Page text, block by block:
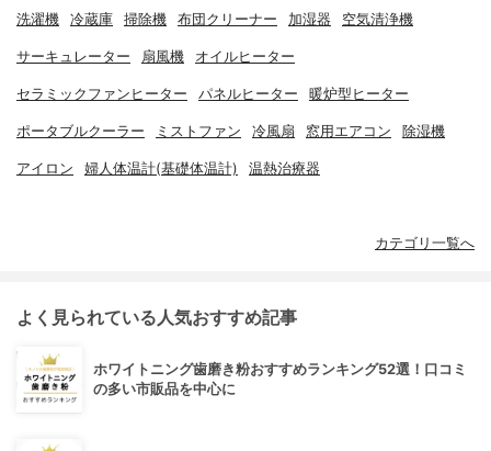
洗濯機 冷蔵庫 掃除機 布団クリーナー 加湿器 空気清浄機
サーキュレーター 扇風機 オイルヒーター
セラミックファンヒーター パネルヒーター 暖炉型ヒーター
ポータブルクーラー ミストファン 冷風扇 窓用エアコン 除湿機
アイロン 婦人体温計(基礎体温計) 温熱治療器
カテゴリ一覧へ
よく見られている人気おすすめ記事
ホワイトニング歯磨き粉おすすめランキング52選！口コミ
の多い市販品を中心に